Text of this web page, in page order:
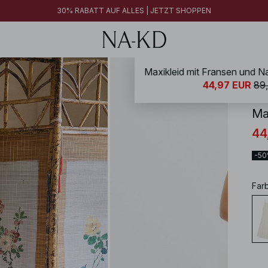
30% RABATT AUF ALLES | JETZT SHOPPEN
NA-
-
Maxikleid mit Fransen und
44,97 EUR